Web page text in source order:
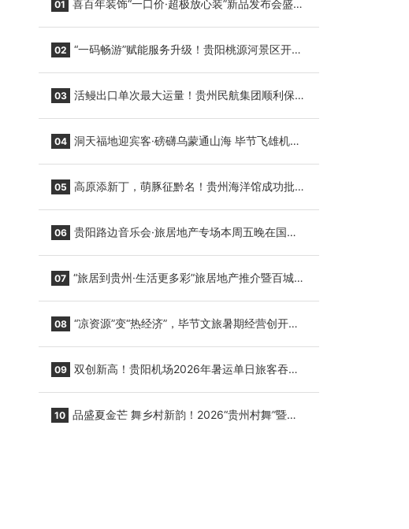
01 喜百年装饰“一口价·超极放心装”新品发布会盛大
02 “一码畅游”赋能服务升级！贵阳桃源河景区开
03 活鳗出口单次最大运量！贵州民航集团顺利保障
04 洞天福地迎宾客·磅礴乌蒙通山海 毕节飞雄机场
05 高原添新丁，萌豚征黔名！贵州海洋馆成功批量
06 贵阳路边音乐会·旅居地产专场本周五晚在国际
07 “旅居到贵州·生活更多彩”旅居地产推介暨百城千
08 “凉资源”变“热经济”，毕节文旅暑期经营创开门
09 双创新高！贵阳机场2026年暑运单日旅客吞吐
10 品盛夏金芒 舞乡村新韵！2026“贵州村舞”暨望